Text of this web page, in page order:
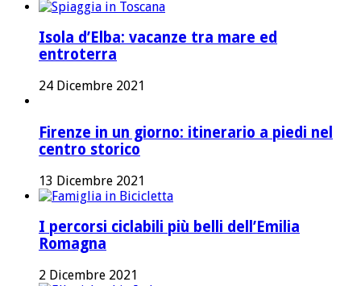
Isola d’Elba: vacanze tra mare ed
entroterra
24 Dicembre 2021
Firenze in un giorno: itinerario a piedi nel
centro storico
13 Dicembre 2021
I percorsi ciclabili più belli dell’Emilia
Romagna
2 Dicembre 2021